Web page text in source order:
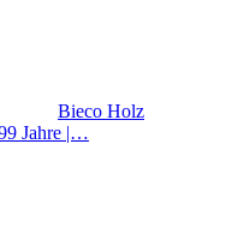
Bieco Holz
Jahre |…